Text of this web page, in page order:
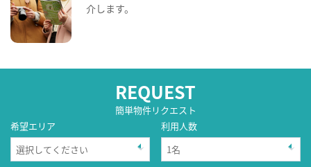
介します。
REQUEST
簡単物件リクエスト
希望エリア
利用人数